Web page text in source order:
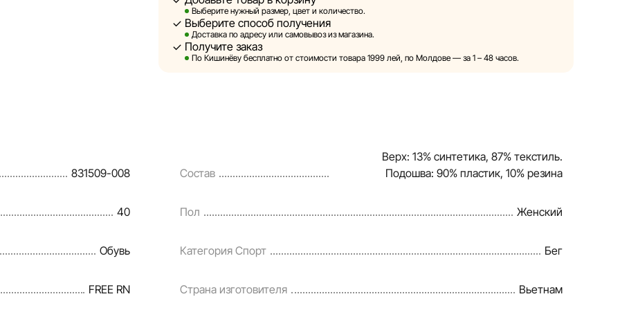
Sportlandia оставляет за собой право в одностороннем порядке и без
предварительного уведомления вносить изменения в описания, характеристики
и потребительские свойства товаров. Изображения, представленные на сайте,
порядке и без предварительного уведомления.
своевременно выявлять и исправлять возможные ошибки в кратчайшие
Выберите нужный размер, цвет и количество.
Выберите способ получения
Доставка по адресу или самовывоз из магазина.
Получите заказ
По Кишинёву бесплатно от стоимости товара 1999 лей, по Молдове — за 1 – 48 часов.
831509-008 Состав
Верх: 13% синтетика, 87% текстиль.
Подошва: 90% пластик, 10% резина
40 Пол Женский
Обувь Категория Спорт Бег
FREE RN Страна изготовителя Вьетнам